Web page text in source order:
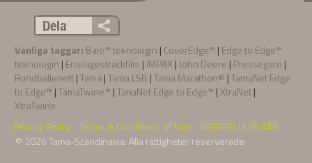
Dela
Vanliga taggar: Bale™ teknologin | CoverEdge™ | Edge to Edge™
teknologin | Ensilagesträckfilm | IMPAX | John Deere | Pressegarn |
Rundballenett|Tama|Tama LSB |Tama Marathon® |TamaNet Edge
to Edge™ |TamaTwine™ |TanaNet Edge to Edge™ |XtraNet|
XtraTwine
· Privacy Policy ·Terms & Conditions of Sale · GENERELLE VILKÅR
© 2026Tama-Scandinavia. Alla rättigheter reserverade